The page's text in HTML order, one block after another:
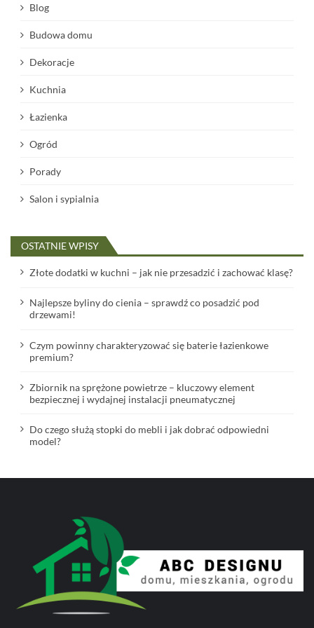
Blog
Budowa domu
Dekoracje
Kuchnia
Łazienka
Ogród
Porady
Salon i sypialnia
OSTATNIE WPISY
Złote dodatki w kuchni – jak nie przesadzić i zachować klasę?
Najlepsze byliny do cienia – sprawdź co posadzić pod
drzewami!
Czym powinny charakteryzować się baterie łazienkowe
premium?
Zbiornik na sprężone powietrze – kluczowy element
bezpiecznej i wydajnej instalacji pneumatycznej
Do czego służą stopki do mebli i jak dobrać odpowiedni
model?